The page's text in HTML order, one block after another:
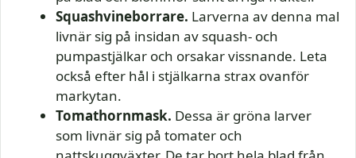
Squashvineborrare. Larverna av denna mal
livnär sig på insidan av squash- och
pumpastjälkar och orsakar vissnande. Leta
också efter hål i stjälkarna strax ovanför
markytan.
Tomathornmask. Dessa är gröna larver
som livnär sig på tomater och